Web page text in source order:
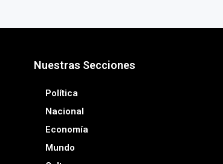
Nuestras Secciones
Política
Nacional
Economía
Mundo